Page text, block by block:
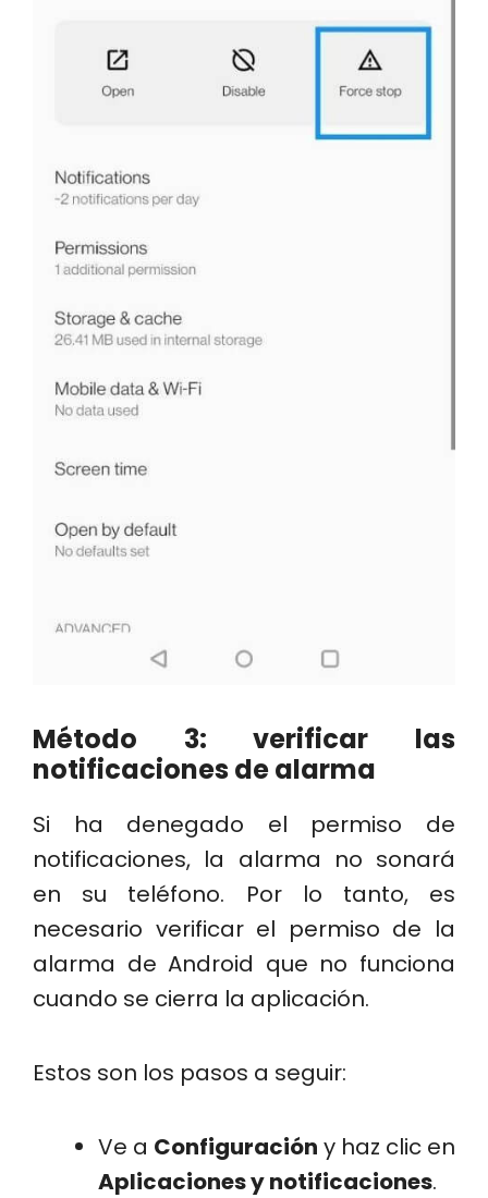
Método 3: verificar las
notificaciones de alarma
Si ha denegado el permiso de
notificaciones, la alarma no sonará
en su teléfono. Por lo tanto, es
necesario verificar el permiso de la
alarma de Android que no funciona
cuando se cierra la aplicación.
Estos son los pasos a seguir:
Ve a Configuración y haz clic en
Aplicaciones y notificaciones.